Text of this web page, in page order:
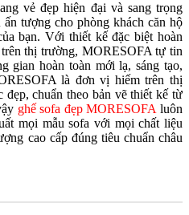
vẻ đẹp hiện đại và sang trọng
ấn tượng cho phòng khách căn hộ
bạn. Với thiết kế đặc biệt hoàn
thị trường, MORESOFA tự tin
gian hoàn toàn mới lạ, sáng tạo,
là đơn vị hiếm trên thị
đẹp, chuẩn theo bản vẽ thiết kế từ
ghế sofa đẹp MORESOFAluôn
mọi mẫu sofa với mọi chất liệu
cao cấp đúng tiêu chuẩn châu